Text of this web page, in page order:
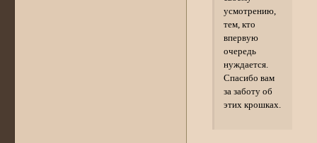
усмотрению,
тем, кто
впервую
очередь
нуждается.
Спасибо вам
за заботу об
этих крошках.